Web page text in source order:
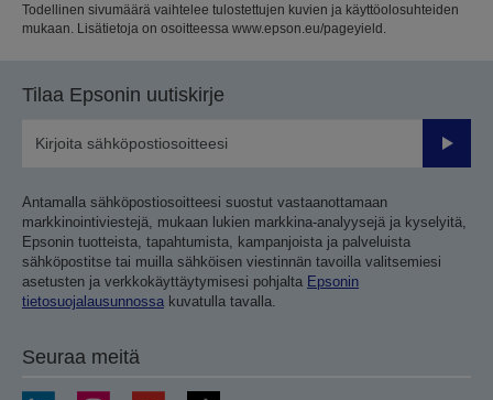
Todellinen sivumäärä vaihtelee tulostettujen kuvien ja käyttöolosuhteiden
mukaan. Lisätietoja on osoitteessa www.epson.eu/pageyield.
Tilaa Epsonin uutiskirje
Lähetä
Antamalla sähköpostiosoitteesi suostut vastaanottamaan
markkinointiviestejä, mukaan lukien markkina-analyysejä ja kyselyitä,
Epsonin tuotteista, tapahtumista, kampanjoista ja palveluista
sähköpostitse tai muilla sähköisen viestinnän tavoilla valitsemiesi
asetusten ja verkkokäyttäytymisesi pohjalta Epsonin
tietosuojalausunnossa kuvatulla tavalla.
Seuraa meitä